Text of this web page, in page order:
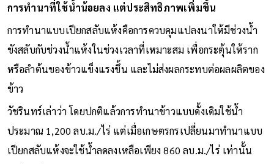
การทำนาที่ใช้น้ำน้อยลง แต่ประสิทธิภาพเพิ่มขึ้น
การทำนาแบบเปียกสลับแห้งคือการควบคุมแปลงนาให้มีช่วงน้ำ
ขังสลับกับช่วงน้ำแห้งในช่วงเวลาที่เหมาะสม เพื่อกระตุ้นให้ราก
หรือลำต้นของข้าวแข็งแรงขึ้น และไม่ส่งผลกระทบต่อผลผลิตของ
ข้าว
วัชรินทร์เล่าว่า โดยปกติแล้วการทำนาข้าวแบบดั้งเดิมใช้น้ำ
ประมาณ 1,200 ลบ.ม./ไร่ แต่เมื่อเกษตรกรเปลี่ยนมาทำนาแบบ
เปียกสลับแห้งจะใช้น้ำลดลงเหลือเพียง 860 ลบ.ม./ไร่ เท่านั้น